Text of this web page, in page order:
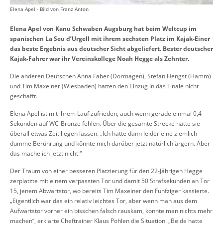
Elena Apel - Bild von Franz Anton
Elena Apel von Kanu Schwaben Augsburg hat beim Weltcup im
spanischen La Seu d’Urgell mit ihrem sechsten Platz im Kajak-Einer
das beste Ergebnis aus deutscher Sicht abgeliefert. Bester deutscher
Kajak-Fahrer war ihr Vereinskollege Noah Hegge als Zehnter.
Die anderen Deutschen Anna Faber (Dormagen), Stefan Hengst (Hamm)
und Tim Maxeiner (Wiesbaden) hatten den Einzug in das Finale nicht
geschafft.
Elena Apel ist mit ihrem Lauf zufrieden, auch wenn gerade einmal 0,4
Sekunden auf WC-Bronze fehlen. Über die gesamte Strecke hatte sie
überall etwas Zeit liegen lassen. „Ich hatte dann leider eine ziemlich
dumme Berührung und könnte mich darüber jetzt natürlich ärgern. Aber
das mache ich jetzt nicht.“
Der Traum von einer besseren Platzierung für den 22-Jährigen Hegge
zerplatzte mit einem verpassten Tor und damit 50 Strafsekunden an Tor
15, jenem Abwärtstor, wo bereits Tim Maxeiner den Fünfziger kassierte.
„Eigentlich war das ein relativ leichtes Tor, aber wenn man aus dem
Aufwärtstor vorher ein bisschen falsch rauskam, konnte man nichts mehr
machen“, erklärte Cheftrainer Klaus Pohlen die Situation. „Beide hatte